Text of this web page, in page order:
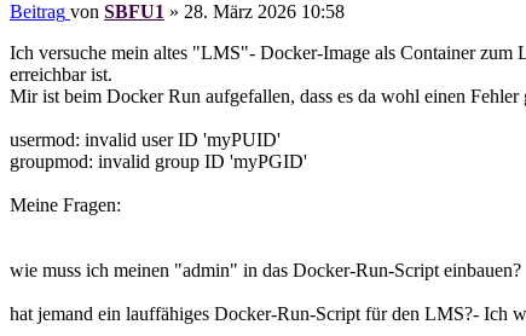
Beitrag von SBFU1 » 28. März 2026 10:58
Ich versuche mein altes "LMS"- Docker-Image als Container
erreichbar ist.
Mir ist beim Docker Run aufgefallen, dass es da wohl einen Fehler
usermod: invalid user ID 'myPUID'
groupmod: invalid group ID 'myPGID'
Meine Fragen:
wie muss ich meinen "admin" in das Docker-Run-Script einbauen?
hat jemand ein lauffähiges Docker-Run-Script für den LMS?- Ich